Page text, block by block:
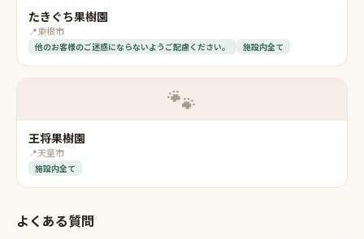
たきぐち果樹園
📍東根市
他のお客様のご迷惑にならないようご配慮ください。 施設内全て
🐾
王将果樹園
📍天童市
施設内全て
よくある質問